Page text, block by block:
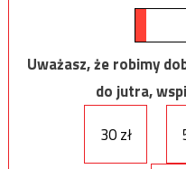
Uważasz, że robimy
do jutra,
30 zł